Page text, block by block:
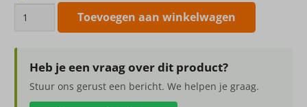
Hortensia
60cm
aantal
Toevoegen aan winkelwagen
Heb je een vraag over dit product?
Stuur ons gerust een bericht. We helpen je graag.